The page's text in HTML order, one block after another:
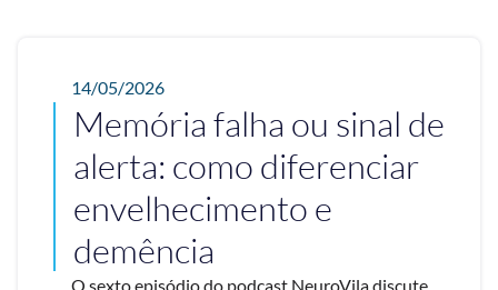
14/05/2026
Memória falha ou sinal de
alerta: como diferenciar
envelhecimento e
demência
O sexto episódio do podcast NeuroVila discute